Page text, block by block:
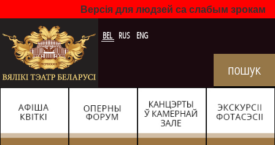
Версія для людзей са слабым зрокам
BEL RUS ENG